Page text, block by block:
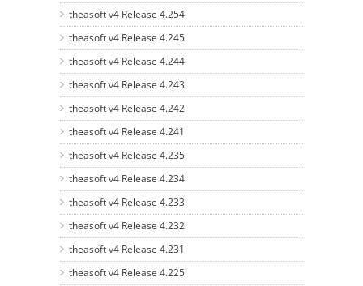
theasoft v4 Release 4.254
theasoft v4 Release 4.245
theasoft v4 Release 4.244
theasoft v4 Release 4.243
theasoft v4 Release 4.242
theasoft v4 Release 4.241
theasoft v4 Release 4.235
theasoft v4 Release 4.234
theasoft v4 Release 4.233
theasoft v4 Release 4.232
theasoft v4 Release 4.231
theasoft v4 Release 4.225